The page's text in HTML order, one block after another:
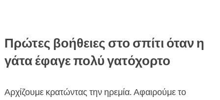
Πρώτες βοήθειες στο σπίτι όταν η
γάτα έφαγε πολύ γατόχορτο
Αρχίζουμε κρατώντας την ηρεμία. Αφαιρούμε το